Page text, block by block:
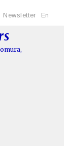
Newsletter En
,